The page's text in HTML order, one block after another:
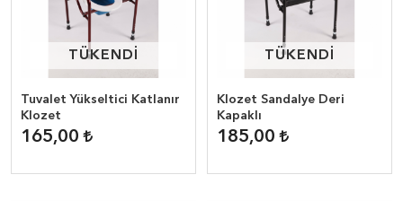
TÜKENDİ
TÜKENDİ
Tuvalet Yükseltici Katlanır
Klozet
165,00
TÜKENDİ
TÜKENDİ
Klozet Sandalye Deri
Kapaklı
185,00